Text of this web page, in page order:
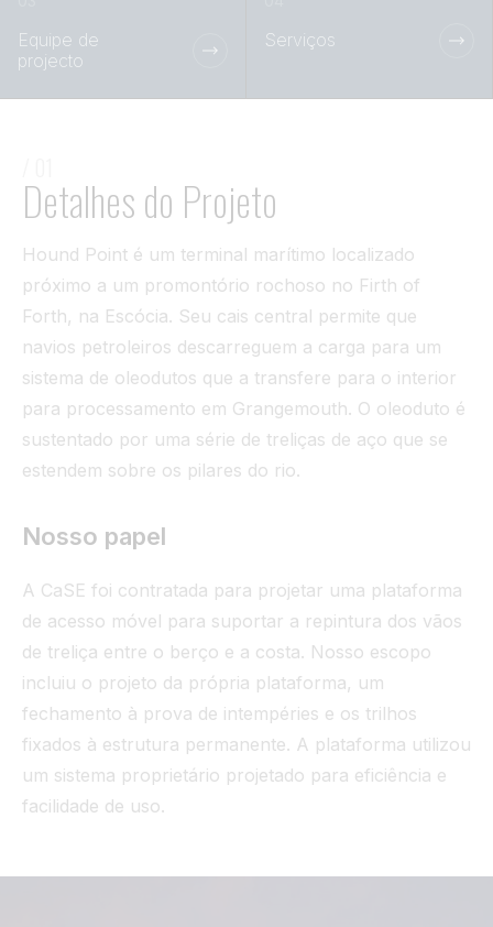
Equipe de
projecto
Serviços
Detalhes do Projeto
Hound Point é um terminal marítimo localizado
próximo a um promontório rochoso no Firth of
Forth, na Escócia. Seu cais central permite que
navios petroleiros descarreguem a carga para um
sistema de oleodutos que a transfere para o interior
para processamento em Grangemouth. O oleoduto é
sustentado por uma série de treliças de aço que se
estendem sobre os pilares do rio.
Nosso papel
A CaSE foi contratada para projetar uma plataforma
de acesso móvel para suportar a repintura dos vãos
de treliça entre o berço e a costa. Nosso escopo
incluiu o projeto da própria plataforma, um
fechamento à prova de intempéries e os trilhos
fixados à estrutura permanente. A plataforma utilizou
um sistema proprietário projetado para eficiência e
facilidade de uso.